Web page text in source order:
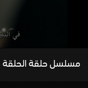
مسلسل حلقة الحلقة 2